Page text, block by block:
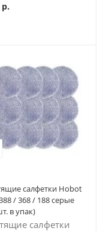
салфетки Hobot
/ 368 / 188 серые
в упак)
салфетки